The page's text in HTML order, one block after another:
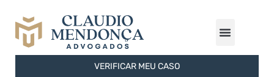
VERIFICAR MEU CASO